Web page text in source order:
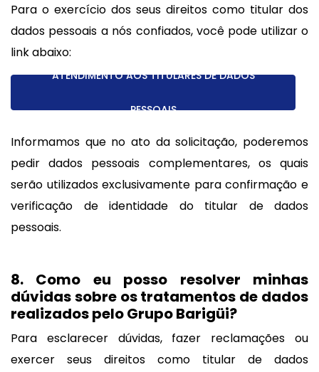
Para o exercício dos seus direitos como titular dos
dados pessoais a nós confiados, você pode utilizar o
link abaixo:
ATENDIMENTO AOS TITULARES DE DADOS
PESSOAIS
Informamos que no ato da solicitação, poderemos
pedir dados pessoais complementares, os quais
serão utilizados exclusivamente para confirmação e
verificação de identidade do titular de dados
pessoais.
8. Como eu posso resolver minhas
dúvidas sobre os tratamentos de dados
realizados pelo Grupo Barigüi?
Para esclarecer dúvidas, fazer reclamações ou
exercer seus direitos como titular de dados